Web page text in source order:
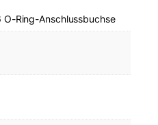
Ring-Anschlussbuchse